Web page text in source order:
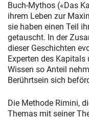
Buch-Mythos («Das
ihrem Leben zur
sie haben einen Teil
getauscht. In der
dieser Geschichten
Experten des
Wissen so Anteil
Berührtsein sich
Die Methode Rimini,
Themas mit seiner